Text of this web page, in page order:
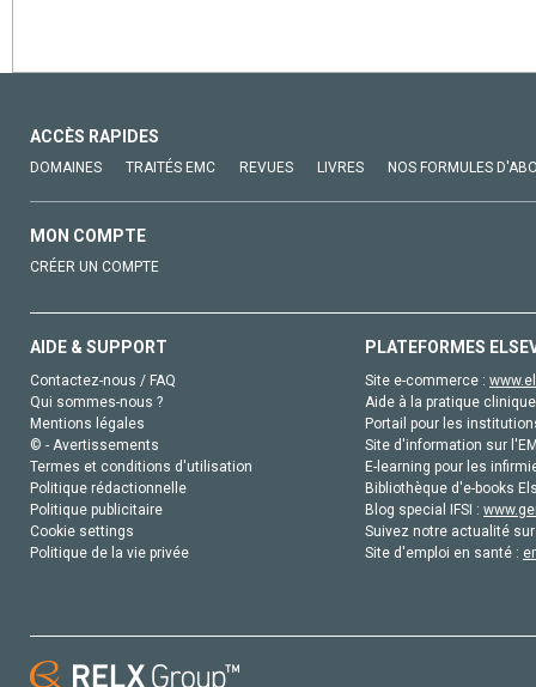
ACCÈS RAPIDES
DOMAINES TRAITÉS EMC REVUES LIVRES NOS FORMULES
MON COMPTE
CRÉER UN COMPTE
AIDE & SUPPORT
Contactez-nous / FAQ
Qui sommes-nous ?
Mentions légales
© - Avertissements
Termes et conditions d'utilisation
Politique rédactionnelle
Politique publicitaire
Cookie settings
Politique de la vie privée
PLATEFORMES
Site e-commerce :
Aide à la pratique
Portail pour les
Site d'information sur
E-learning pour les
Bibliothèque d'e-books
Blog special IFSI :
Suivez notre actualité
Site d'emploi en santé :